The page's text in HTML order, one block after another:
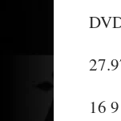
16